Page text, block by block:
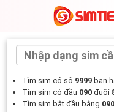
Tìm sim có số 9999 bạn
Tìm sim có đầu 090 đuôi
Tìm sim bắt đầu bằng